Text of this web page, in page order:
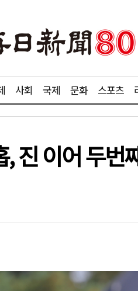
사회 국제 문화 스포츠
진 이어 두번